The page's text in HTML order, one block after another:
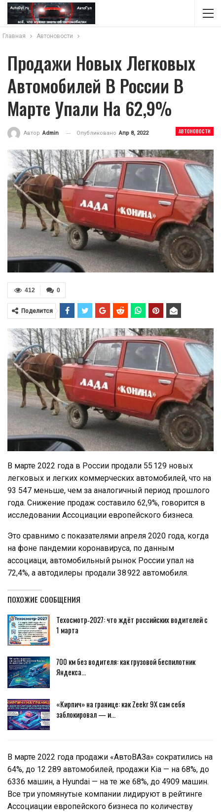
Главная Автоновости
Продажи Новых Легковых
Автомобилей В России В
Марте Упали На 62,9%
АВТОНОВОСТИ
Автор Admin Опубликовано Апр 8, 2022
0
412
Поделится
В марте 2022 года в России продали 55 129 новых
легковых и легких коммерческих автомобилей, что на
93 547 меньше, чем за аналогичный период прошлого
года. Снижение продаж составило 62,9%, говорится в
исследовании Ассоциации европейского бизнеса.
Это сравнимо с показателями апреля 2020 года, когда
на фоне пандемии коронавируса, по данным
ассоциаци, автомобильный рынок России упал на
72,4%, а автодилеры продали 38 922 автомобиля.
ПОХОЖИЕ СООБЩЕНИЯ
Техосмотр‑2027: что ждёт российских водителей с
1 марта
700 км без водителя: как грузовой беспилотник
Яндекса…
«Кирпич» на границе: как Zeekr 9X сам себя
заблокировал — и…
В марте 2022 года продажи «АвтоВАЗа» сократились на
64%, до 12 289 автомобилей, продажи Kia — на 68%, до
6336 машин, а Hyundai — на те же 68%, до 4909 машин.
Все три упомянутые компании лидируют в рейтинге
Ассоциации европейского бизнеса по количеству